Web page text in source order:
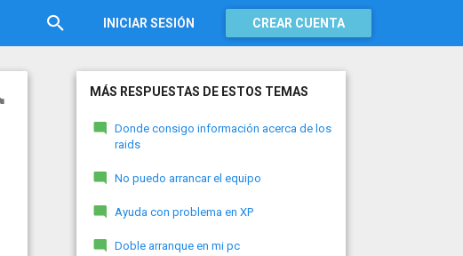
INICIAR SESIÓN CREAR CUENTA
MÁS RESPUESTAS DE ESTOS TEMAS
Donde consigo información acerca de los
raids
No puedo arrancar el equipo
Ayuda con problema en XP
Doble arranque en mi pc